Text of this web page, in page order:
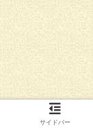
サイドバー